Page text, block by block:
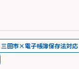
三田市×電子帳簿保存法対応